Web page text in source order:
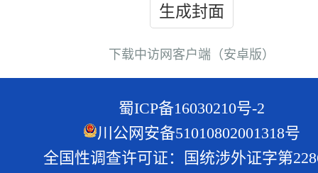
生成封面
下载中访网客户端（安卓版）
蜀ICP备16030210号-2
川公网安备51010802001318号
全国性调查许可证：国统涉外证字第